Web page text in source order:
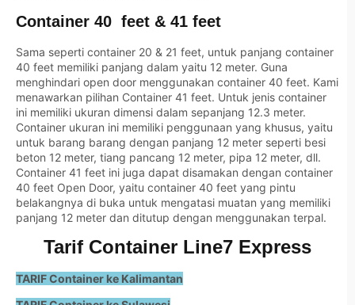
Container 40 feet & 41 feet
Sama seperti container 20 & 21 feet, untuk panjang container
40 feet memiliki panjang dalam yaitu 12 meter. Guna
menghindari open door menggunakan container 40 feet. Kami
menawarkan pilihan Container 41 feet. Untuk jenis container
ini memiliki ukuran dimensi dalam sepanjang 12.3 meter.
Container ukuran ini memiliki penggunaan yang khusus, yaitu
untuk barang barang dengan panjang 12 meter seperti besi
beton 12 meter, tiang pancang 12 meter, pipa 12 meter, dll.
Container 41 feet ini juga dapat disamakan dengan container
40 feet Open Door, yaitu container 40 feet yang pintu
belakangnya di buka untuk mengatasi muatan yang memiliki
panjang 12 meter dan ditutup dengan menggunakan terpal.
Tarif Container Line7 Express
TARIF Container ke Kalimantan